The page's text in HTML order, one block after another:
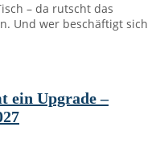
– da rutscht das
Und wer beschäftigt sich
ein Upgrade –